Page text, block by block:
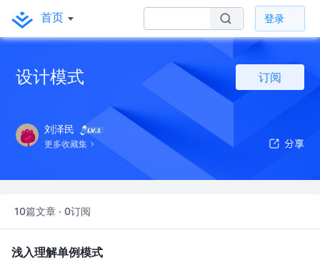
首页 登录
设计模式 订阅
刘泽民
更多收藏集
10篇文章 · 0订阅
浅入理解单例模式